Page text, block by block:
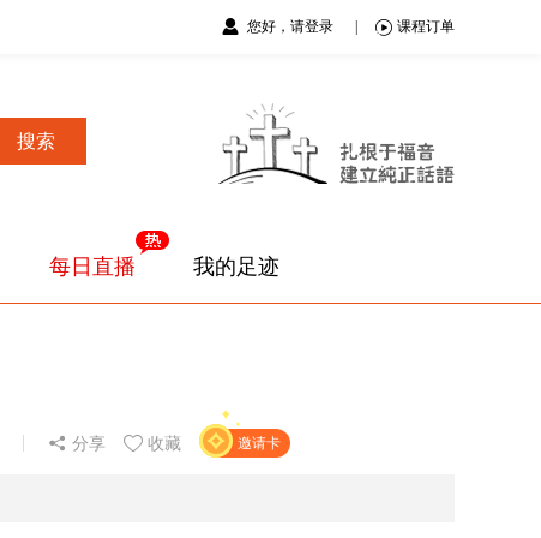
您好，请登录 课程订单
搜索
每日直播 我的足迹
分享 收藏 邀请卡